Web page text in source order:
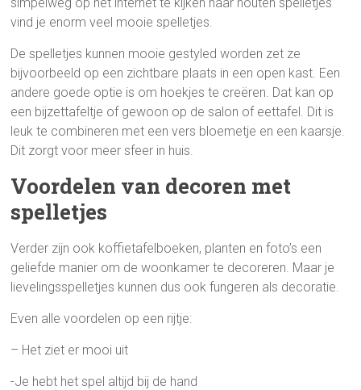
vind je enorm veel mooie spelletjes.
De spelletjes kunnen mooie gestyled worden zet ze
bijvoorbeeld op een zichtbare plaats in een open kast. Een
andere goede optie is om hoekjes te creëren. Dat kan op
een bijzettafeltje of gewoon op de salon of eettafel. Dit is
leuk te combineren met een vers bloemetje en een kaarsje.
Dit zorgt voor meer sfeer in huis.
Voordelen van decoren met
spelletjes
Verder zijn ook koffietafelboeken, planten en foto’s een
geliefde manier om de woonkamer te decoreren. Maar je
lievelingsspelletjes kunnen dus ook fungeren als decoratie.
Even alle voordelen op een rijtje:
– Het ziet er mooi uit
-Je hebt het spel altijd bij de hand